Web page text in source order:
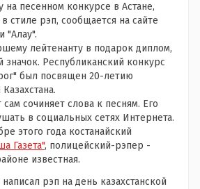
песенном конкурсе в Астане,
стиле рэп, сообщается на сайте
"Алау".
лейтенанту в подарок диплом,
значок. Республиканский конкурс
был посвящен 20-летию
сочиняет слова к песням. Его
в социальных сетях Интернета.
этого года костанайский
Газета", полицейский-рэпер -
известная.
рэп на день казахстанской